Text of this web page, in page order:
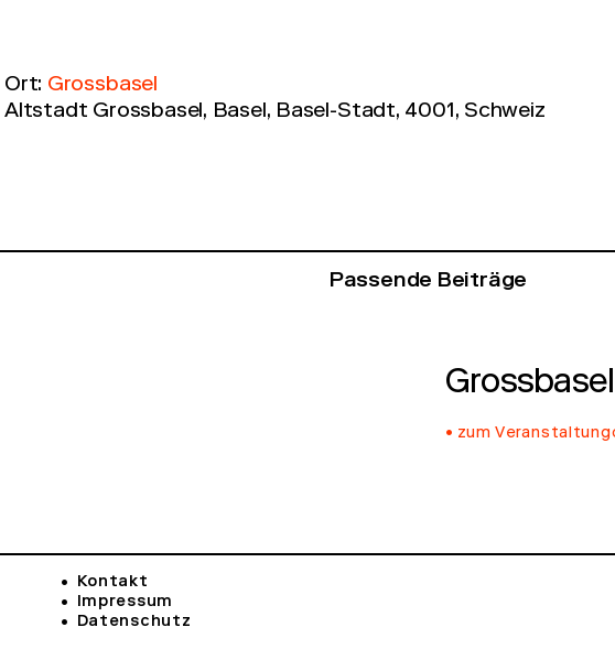
Ort: Grossbasel
Altstadt Grossbasel, Basel, Basel-Stadt, 4001, Schweiz
Passende Beiträge
Grossbasel
zum
Kontakt
Impressum
Datenschutz